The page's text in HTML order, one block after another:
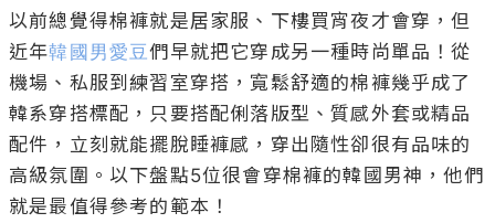
以前總覺得棉褲就是居家服、下樓買宵夜才會穿，但
近年韓國男愛豆們早就把它穿成另一種時尚單品！從
機場、私服到練習室穿搭，寬鬆舒適的棉褲幾乎成了
韓系穿搭標配，只要搭配俐落版型、質感外套或精品
配件，立刻就能擺脫睡褲感，穿出隨性卻很有品味的
高級氛圍。以下盤點5位很會穿棉褲的韓國男神，他們
就是最值得參考的範本！